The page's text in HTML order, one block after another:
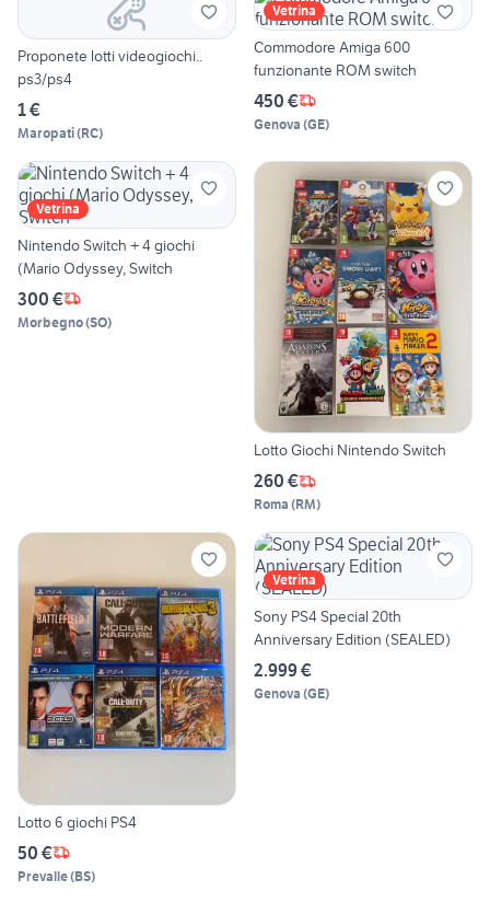
Proponete lotti videogiochi..
ps3/ps4
1 €
Maropati(RC)
Vetrina
Commodore Amiga 600
funzionante ROM switch
450 €
Genova (GE)
Vetrina
Nintendo Switch + 4 giochi
(Mario Odyssey, Switch
300 €
Morbegno(SO)
Lotto Giochi Nintendo Switch
260 €
Roma (RM)
Lotto 6 giochi PS4
50 €
Prevalle(BS)
Vetrina
Sony PS4 Special 20th
Anniversary Edition (SEALED)
2.999 €
Genova (GE)